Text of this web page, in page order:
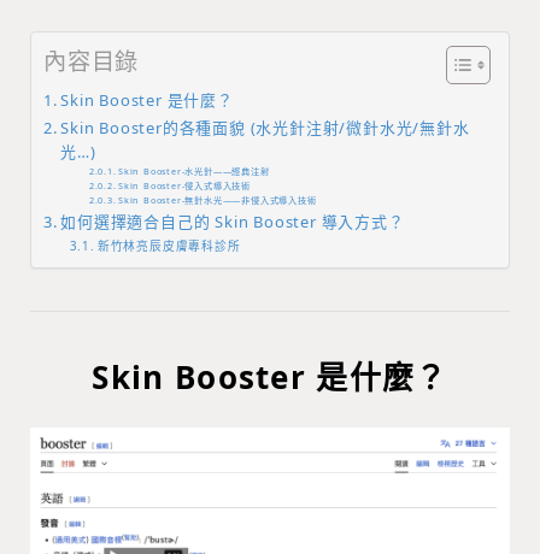
內容目錄
Skin Booster 是什麼？
Skin Booster的各種面貌 (水光針注射/微針水光/無針水
光…)
Skin Booster-水光針——經典注射
Skin Booster-侵入式導入技術
Skin Booster-無針水光——非侵入式導入技術
如何選擇適合自己的 Skin Booster 導入方式？
新竹林亮辰皮膚專科診所
Skin Booster 是什麼？